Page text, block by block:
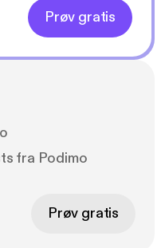
Prøv gratis
fra Podimo
Prøv gratis